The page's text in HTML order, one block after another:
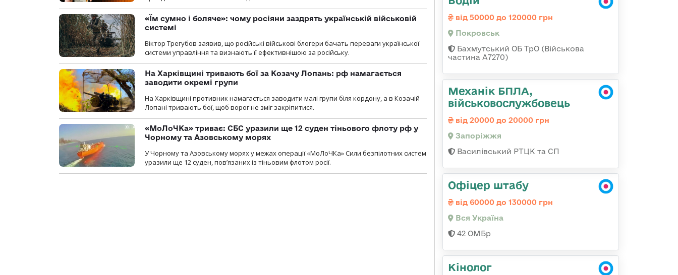
«Їм сумно і боляче»: чому росіяни заздрять українській військовій
системі
Віктор Трегубов заявив, що російські військові блогери бачать переваги української
системи управління та визнають її ефективнішою за російську.
На Харківщині тривають бої за Козачу Лопань: рф намагається
заводити окремі групи
На Харківщині противник намагається заводити малі групи біля кордону, а в Козачій
Лопані тривають бої, щоб ворог не зміг закріпитися.
«МоЛоЧКа» триває: СБС уразили ще 12 суден тіньового флоту рф у
Чорному та Азовському морях
У Чорному та Азовському морях у межах операції «МоЛоЧКа» Сили безпілотних систем
уразили ще 12 суден, пов’язаних із тіньовим флотом росії.
від 50000 до 120000 грн
Покровськ
Бахмутський ОБ ТрО (Військова
частина А7270)
Механік БПЛА,
військовослужбовець
від 20000 до 20000 грн
Запоріжжя
Василівський РТЦК та СП
Офіцер штабу
від 60000 до 130000 грн
Вся Україна
42 ОМБр
Кінолог